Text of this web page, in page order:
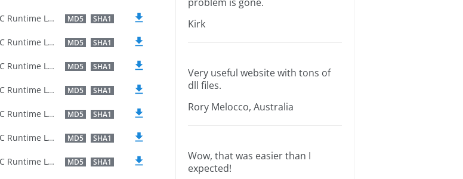
Microsoft® C Runtime Library MD5 SHA1
Microsoft® C Runtime Library MD5 SHA1
Microsoft® C Runtime Library MD5 SHA1
Microsoft® C Runtime Library MD5 SHA1
Microsoft® C Runtime Library MD5 SHA1
Microsoft® C Runtime Library MD5 SHA1
Microsoft® C Runtime Library MD5 SHA1
Kirk
Very useful website with tons of
dll files.
Rory Melocco, Australia
Wow, that was easier than I
expected!